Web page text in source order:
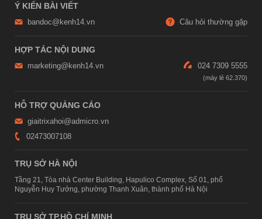
Ý KIẾN BÀI VIẾT
bandoc@kenh14.vn Câu hỏi thường gặp
HỢP TÁC NỘI DUNG
marketing@kenh14.vn 024 7309 5555
HỖ TRỢ QUẢNG CÁO
giaitrixahoi@admicro.vn
02473007108
TRỤ SỞ HÀ NỘI
Tầng 21, Tòa nhà Center Building, Hapulico Complex, Số 01, phố
Nguyễn Huy Tưởng, phường Thanh Xuân, thành phố Hà Nội
TRỤ SỞ TP.HỒ CHÍ MINH